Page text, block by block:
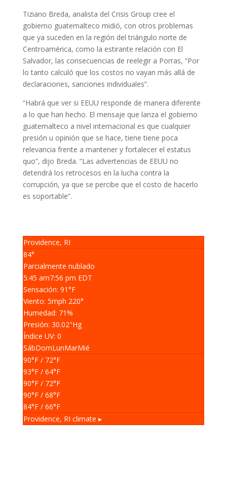
Tiziano Breda, analista del Crisis Group cree el
gobierno guatemalteco midió, con otros problemas
que ya suceden en la región del triángulo norte de
Centroamérica, como la estirante relación con El
Salvador, las consecuencias de reelegir a Porras, “Por
lo tanto calculó que los costos no vayan más allá de
declaraciones, sanciones individuales”.
“Habrá que ver si EEUU responde de manera diferente
a lo que han hecho. El mensaje que lanza el gobierno
guatemalteco a nivel internacional es que cualquier
presión u opinión que se hace, tiene tiene poca
relevancia frente a mantener y fortalecer el estatus
quo”, dijo Breda. “Las advertencias de EEUU no
detendrá los retrocesos en la lucha contra la
corrupción, ya que se percibe que el costo de hacerlo
es soportable”.
Providence, RI
84°
Parcialmente nublado
5:45 am7:56 pm EDT
Sensación: 91°F
Viento: 5mph 220°
Humedad: 71%
Presión: 30.02"Hg
Índice UV: 0
SábDomLunMarMié
90°F/ 72°F
93°F/ 64°F
90°F/ 72°F
90°F/ 68°F
84°F/ 66°F
Providence, RI climate ▸